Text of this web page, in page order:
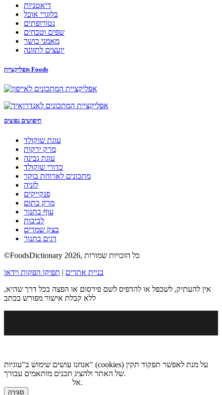
דיאטניות
בלוגרי אוכל
נטורופתים
שפים וטבחים
מאמני כושר
יועצים לתזונה
אפליקציית Foods
חיפושים נפוצים
עוגת שוקולד
מרק ירקות
עוגת גבינה
כדורי שוקולד
מתכונים לארוחת בוקר
לזניה
פנקייקים
מרק כתום
עוף בתנור
לביבות
בצק שמרים
דגים בתנור
©FoodsDictionary 2026, כל הזכויות שמורות
בניית אתרים | תפיקו הפקות וידאו
אין להעתיק, לשכפל או להדפיס לשם פירסום או הפצה בכל דרך שהיא,
ללא קבלת אישור מפורש בכתב
אנחנו עושים שימוש ב"עוגיות" (cookies) על מנת לאפשר תפקוד תקין
של האתר ולהציג תכנים מותאמים עבורך.
אל.
סגירה